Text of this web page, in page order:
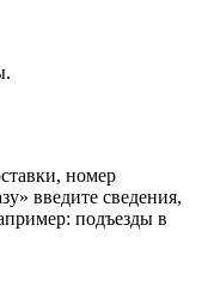
номер
введите сведения,
подъезды в